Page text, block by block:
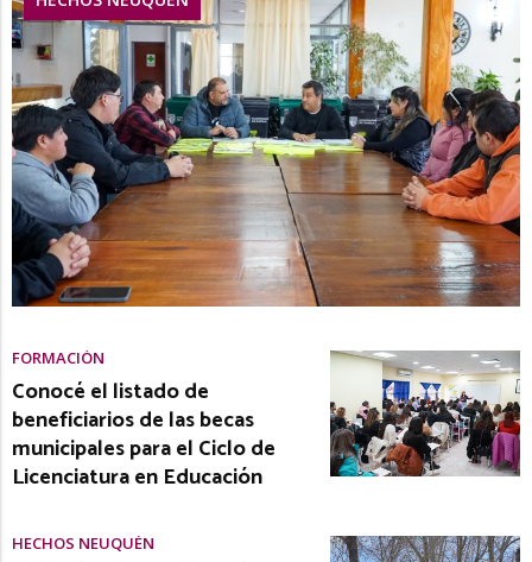
FORMACIÓN
Conocé el listado de
beneficiarios de las becas
municipales para el Ciclo de
Licenciatura en Educación
HECHOS NEUQUÉN